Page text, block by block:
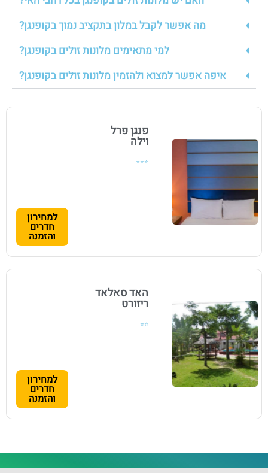
מה אפשר לקבל במלון בתקציב נמוך בקופנגן?
למי מתאימים מלונות זולים בקופנגן?
איפה אפשר למצוא ולהזמין מלונות זולים בקופנגן?
פנגן פרל
וילה
⭐⭐⭐
למחירון
חדרים
והזמנה
האד סאלאד
ריזורט
⭐⭐
למחירון
חדרים
והזמנה